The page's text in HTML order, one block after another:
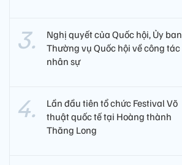
Nghị quyết của Quốc hội, Ủy ban
Thường vụ Quốc hội về công tác
nhân sự
Lần đầu tiên tổ chức Festival Võ
thuật quốc tế tại Hoàng thành
Thăng Long